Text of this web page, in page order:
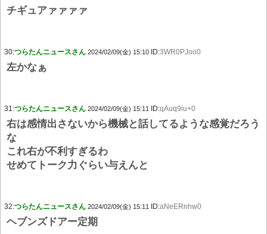
チギュアァァァァ
30:つらたんニュースさん 2024/02/09(金) 15:10 ID:3WR0PJoo0
左かなぁ
31:つらたんニュースさん 2024/02/09(金) 15:11 ID:qAuq9iu+0
右は感情出さないから機械と話してるような感覚だろう
な
これ右が不利すぎるわ
せめてトーク力ぐらい与えんと
32:つらたんニュースさん 2024/02/09(金) 15:11 ID:aNeERnhw0
ヘブンズドアー定期